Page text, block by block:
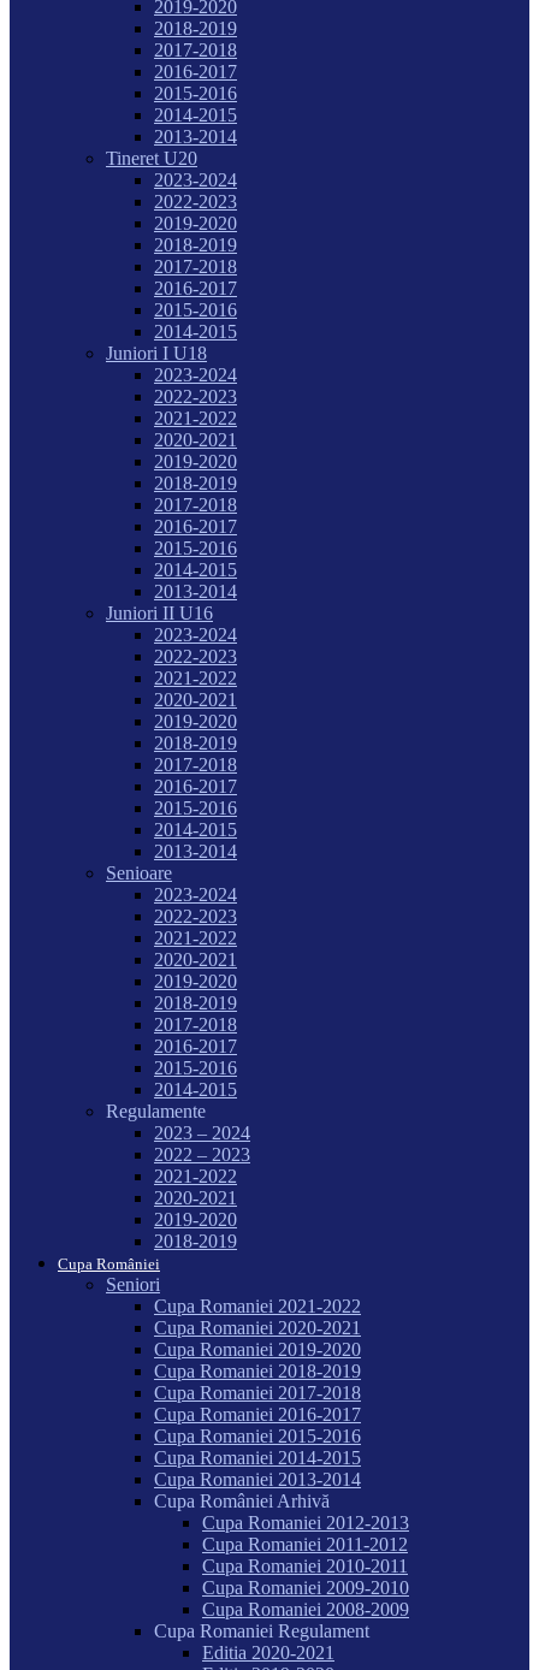
2019-2020
2018-2019
2017-2018
2016-2017
2015-2016
2014-2015
2013-2014
Tineret U20
2023-2024
2022-2023
2019-2020
2018-2019
2017-2018
2016-2017
2015-2016
2014-2015
Juniori I U18
2023-2024
2022-2023
2021-2022
2020-2021
2019-2020
2018-2019
2017-2018
2016-2017
2015-2016
2014-2015
2013-2014
Juniori II U16
2023-2024
2022-2023
2021-2022
2020-2021
2019-2020
2018-2019
2017-2018
2016-2017
2015-2016
2014-2015
2013-2014
Senioare
2023-2024
2022-2023
2021-2022
2020-2021
2019-2020
2018-2019
2017-2018
2016-2017
2015-2016
2014-2015
Regulamente
2023 – 2024
2022 – 2023
2021-2022
2020-2021
2019-2020
2018-2019
Cupa României
Seniori
Cupa Romaniei 2021-2022
Cupa Romaniei 2020-2021
Cupa Romaniei 2019-2020
Cupa Romaniei 2018-2019
Cupa Romaniei 2017-2018
Cupa Romaniei 2016-2017
Cupa Romaniei 2015-2016
Cupa Romaniei 2014-2015
Cupa Romaniei 2013-2014
Cupa României Arhivă
Cupa Romaniei 2012-2013
Cupa Romaniei 2011-2012
Cupa Romaniei 2010-2011
Cupa Romaniei 2009-2010
Cupa Romaniei 2008-2009
Cupa Romaniei Regulament
Editia 2020-2021